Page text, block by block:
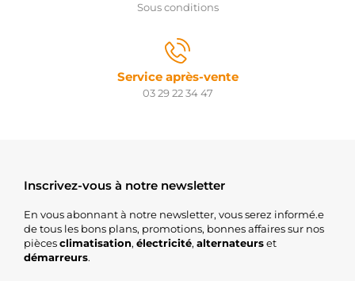
Sous conditions
Service après-vente
03 29 22 34 47
Inscrivez-vous à notre newsletter
En vous abonnant à notre newsletter, vous serez informé.e
de tous les bons plans, promotions, bonnes affaires sur nos
piècesclimatisation, électricité, alternateurset
démarreurs.